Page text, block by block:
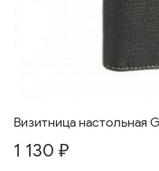
Визитница настольная
1 130 ₽